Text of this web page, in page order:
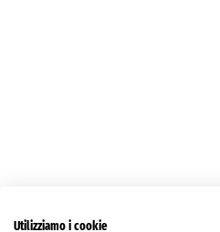
Utilizziamo i cookie